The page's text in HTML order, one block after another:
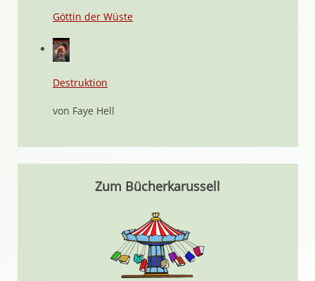
Göttin der Wüste
Destruktion
von Faye Hell
Zum Bücherkarussell